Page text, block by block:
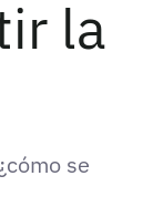
la
se